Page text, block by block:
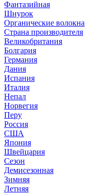
Фантазийная
Шнурок
Органические волокна
Страна производителя
Великобритания
Болгария
Германия
Дания
Испания
Италия
Непал
Норвегия
Перу
Россия
США
Япония
Швейцария
Сезон
Демисезонная
Зимняя
Летняя